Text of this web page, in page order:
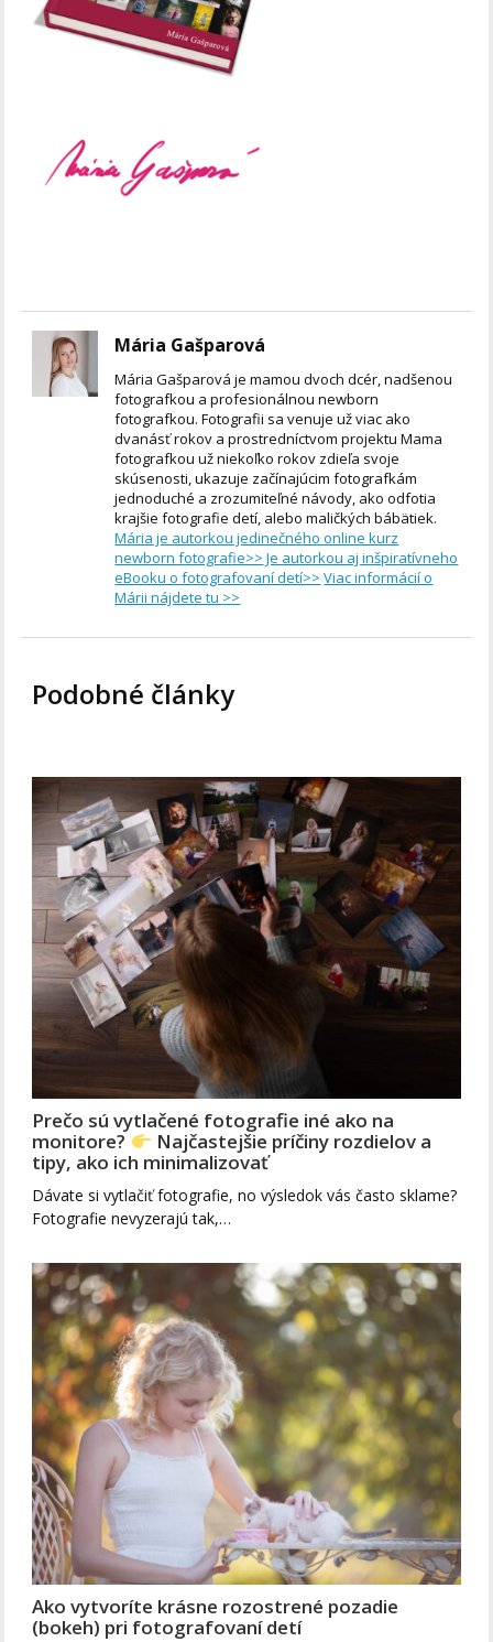
Mária Gašparová
Mária Gašparová je mamou dvoch dcér, nadšenou
fotografkou a profesionálnou newborn
fotografkou. Fotografii sa venuje už viac ako
dvanásť rokov a prostredníctvom projektu Mama
fotografkou už niekoľko rokov zdieľa svoje
skúsenosti, ukazuje začínajúcim fotografkám
jednoduché a zrozumiteľné návody, ako odfotia
krajšie fotografie detí, alebo maličkých bábätiek.
Mária je autorkou jedinečného online kurz
newborn fotografie>> Je autorkou aj inšpiratívneho
eBooku o fotografovaní detí>> Viac informácií o
Márii nájdete tu >>
Podobné články
Prečo sú vytlačené fotografie iné ako na
monitore?
Najčastejšie príčiny rozdielov a
tipy, ako ich minimalizovať
Dávate si vytlačiť fotografie, no výsledok vás často sklame?
Fotografie nevyzerajú tak,…
Ako vytvoríte krásne rozostrené pozadie
(bokeh) pri fotografovaní detí